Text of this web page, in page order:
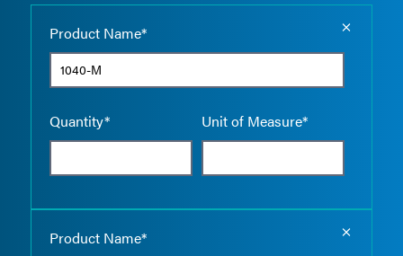
Product Name*
Quantity* Unit of Measure*
Product Name*